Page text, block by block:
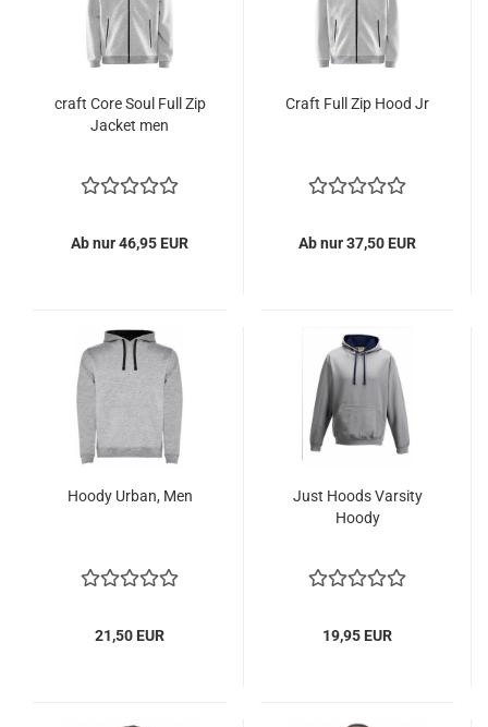
craft Core Soul Full Zip
Jacket men
Ab nur 46,95 EUR
Craft Full Zip Hood Jr
Ab nur 37,50 EUR
Hoody Urban, Men
21,50 EUR
Just Hoods Varsity
Hoody
19,95 EUR